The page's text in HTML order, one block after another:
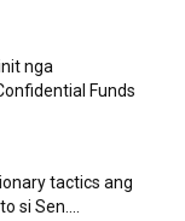
nga
Funds
tactics ang
si Sen....